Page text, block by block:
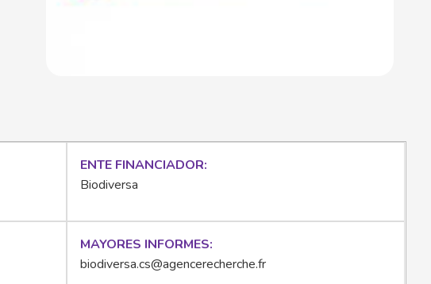
ENTE FINANCIADOR
Biodiversa
MAYORES INFORMES
biodiversa.cs@agencerecherche.fr